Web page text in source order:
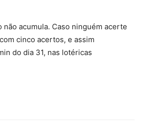
acumula. Caso ninguém acerte
cinco acertos, e assim
do dia 31, nas lotéricas